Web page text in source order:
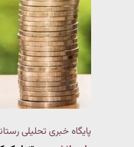
پایگاه خبری تحلیلی